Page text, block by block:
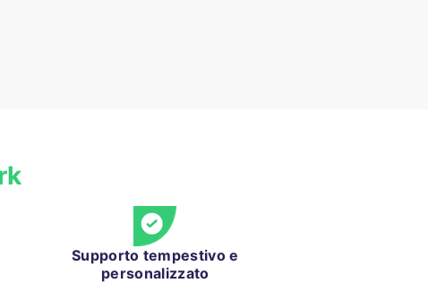
Supporto tempestivo e
personalizzato